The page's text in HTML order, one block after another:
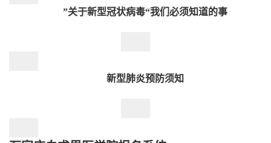
”关于新型冠状病毒“我们必须知道的事
新型肺炎预防须知